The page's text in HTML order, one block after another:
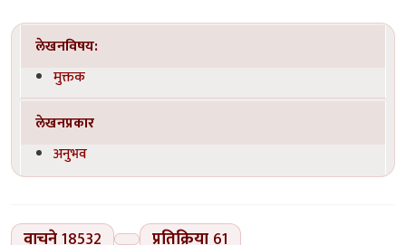
लेखनविषय:
मुक्तक
लेखनप्रकार
अनुभव